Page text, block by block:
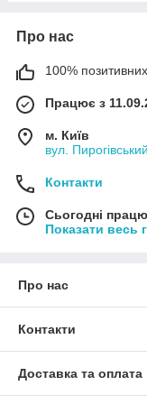
Про нас
100% позитивних
Працює з
м. Київ
вул.
Контакти
Сьогодні
Показати весь
Про нас
Контакти
Доставка та оплата